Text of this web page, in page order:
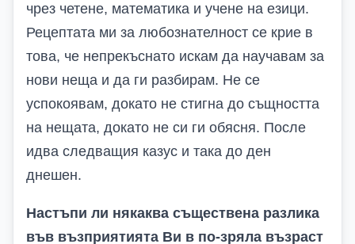
чрез четене, математика и учене на езици.
Рецептата ми за любознателност се крие в
това, че непрекъснато искам да научавам за
нови неща и да ги разбирам. Не се
успокоявам, докато не стигна до същността
на нещата, докато не си ги обясня. После
идва следващия казус и така до ден
днешен.
Настъпи ли някаква съществена разлика
във възприятията Ви в по-зряла възраст